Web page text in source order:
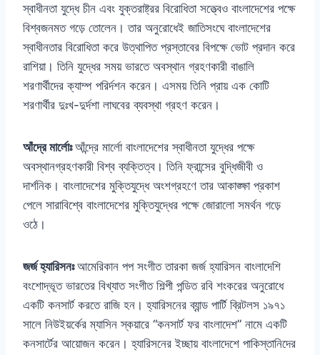
স্বাধীনতা যুদ্ধে চীন এবং যুক্তরাষ্ট্রর বিরোধিতা সত্ত্বেও বাংলাদেশের পক্ষে
বিশ্বজনমত গড়ে তোলেন। তার অনুরোধেই জাতিসংঘে বাংলাদেশের
স্বাধীনতার বিরোধিতা করে উত্থাপিত প্রস্তাবের বিপক্ষে ভোট প্রদান করে
রাশিয়া। তিনি যুদ্ধের সময় ভারতে অবস্থান গ্রহণকারী বাঙালি
শরণার্থীদের ক্যাম্প পরির্দশন করেন। এসময় তিনি প্রায় এক কোটি
শরণার্থীর দুঃখ-দুর্দশা লাঘবের ব্যবস্থা গ্রহণ করেন।
আঁদ্রে মার্লোঃআঁন্দ্রে মার্লো বাংলাদেশের স্বাধীনতা যুদ্ধের পক্ষে
অবস্থানগ্রহণকারী বিশ্ব ব্যক্তিত্ব। তিনি ফ্রান্সের বুদ্ধিজীবী ও
দার্শনিক। বাংলাদেশের মুক্তিযুদ্ধে অংশগ্রহণে তার আকাঙ্ক্ষা প্রকাশ
পেলে সারাবিশ্বে বাংলাদেশের মুক্তিযুদ্ধের পক্ষে জোরালো সমর্থন গড়ে
ওঠে।
জর্জ হ্যারিসনঃআমেরিকান পপ সংগীত তারকা জর্জ হ্যারিসন বাংলাদেশি
বংশোদ্ভূত ভারতের বিখ্যাত সংগীত শিল্পী পন্ডিত রবি শংকরের অনুরোধে
একটি কনসার্ট করতে রাজি হন। হ্যারিসনের ব্যান্ড পার্টি ব্রিটলস ১৯৭১
সালে নিউইয়র্কের ম্যাসিন স্কয়ারে “কনসার্ট ফর বাংলাদেশ” নামে একটি
কনসার্টের আয়োজন করেন। হ্যারিসনের ইচ্ছায় বাংলাদেশে পাকিস্তানিদের